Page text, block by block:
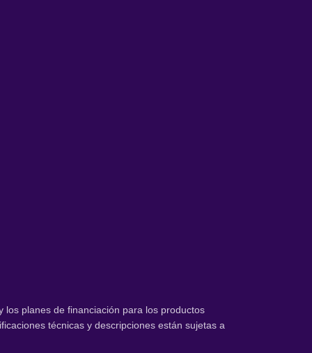
planes de financiación para los productos
técnicas y descripciones están sujetas a